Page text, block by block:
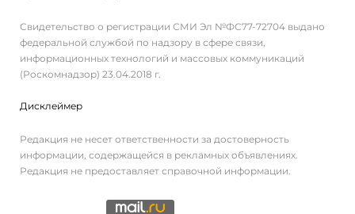
Свидетельство о регистрации СМИ Эл №ФС77-72704 выдано
федеральной службой по надзору в сфере связи,
информационных технологий и массовых коммуникаций
(Роскомнадзор) 23.04.2018 г.
Дисклеймер
Редакция не несет ответственности за достоверность
информации, содержащейся в рекламных объявлениях.
Редакция не предоставляет справочной информации.